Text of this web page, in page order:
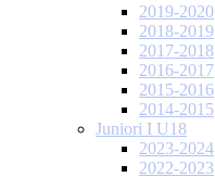
2019-2020
2018-2019
2017-2018
2016-2017
2015-2016
2014-2015
Juniori I U18
2023-2024
2022-2023